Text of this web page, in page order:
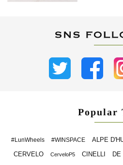
Popular
#LunWheels #WINSPACE ALPE
CERVELO CerveloP5 CINELLI DE